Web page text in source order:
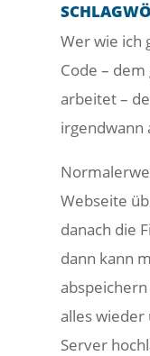
Wer wie ich
Code –
arbeitet –
irgendwann
Webseite
danach die
dann kann
alles wieder
Server